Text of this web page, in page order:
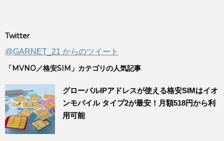
Twitter
@GARNET_21 からのツイート
「MVNO／格安SIM」カテゴリの人気記事
グローバルIPアドレスが使える格安SIMはイオ
ンモバイル タイプ2が最安！月額518円から利
用可能